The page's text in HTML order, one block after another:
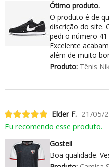
Ótimo produto.
O produto é de
discrição do site.
pedi o número
Excelente
além de muito
Produto:Tênis
Elder F. 21/05/
Eu recomendo esse produto.
Gostei!
Boa qualidade.